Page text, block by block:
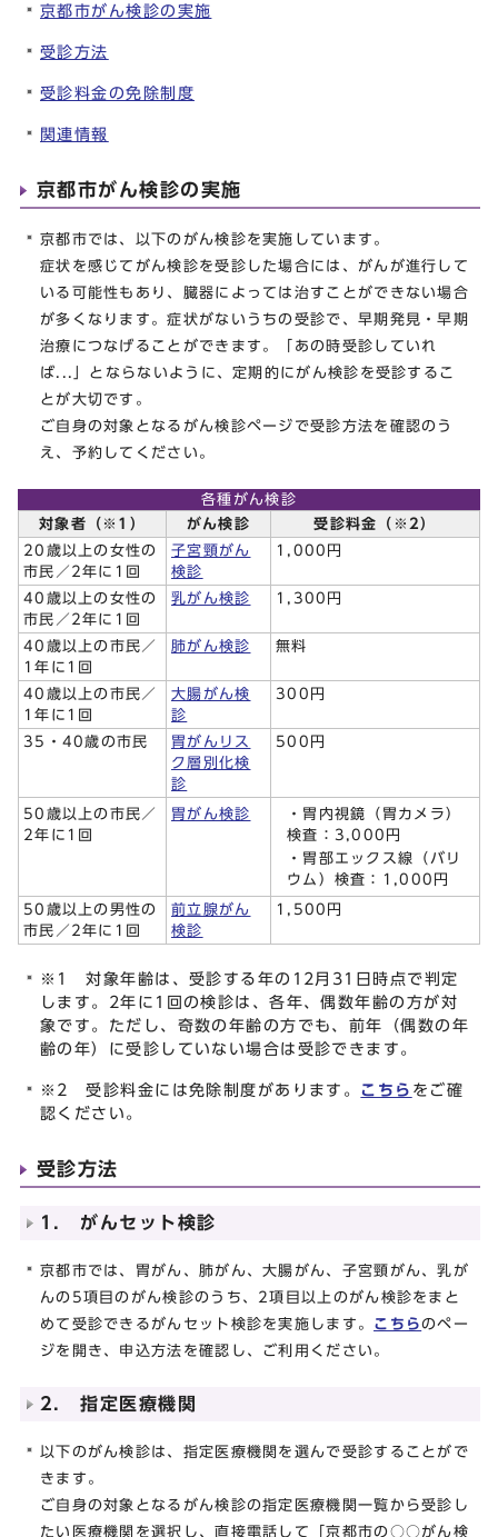
京都市がん検診の実施
受診方法
受診料金の免除制度
関連情報
京都市がん検診の実施
京都市では、以下のがん検診を実施しています。
症状を感じてがん検診を受診した場合には、がんが進行して
いる可能性もあり、臓器によっては治すことができない場合
が多くなります。症状がないうちの受診で、早期発見・早期
治療につなげることができます。「あの時受診していれ
ば...」とならないように、定期的にがん検診を受診するこ
とが大切です。
ご自身の対象となるがん検診ページで受診方法を確認のう
え、予約してください。
各種がん検診
対象者（※1）
がん検診
受診料金（※2）
20歳以上の女性の
市民／2年に1回
子宮頸がん
検診
1,000円
40歳以上の女性の
市民／2年に1回
乳がん検診 1,300円
40歳以上の市民／
1年に1回
肺がん検診 無料
40歳以上の市民／
1年に1回
大腸がん検
診
300円
35・40歳の市民
胃がんリス
ク層別化検
診
500円
50歳以上の市民／
2年に1回
胃がん検診
・胃内視鏡（胃カメラ）
検査：3,000円
・胃部エックス線（バリ
ウム）検査：1,000円
50歳以上の男性の
市民／2年に1回
前立腺がん
検診
1,500円
※1 対象年齢は、受診する年の12月31日時点で判定
します。2年に1回の検診は、各年、偶数年齢の方が対
象です。ただし、奇数の年齢の方でも、前年（偶数の年
齢の年）に受診していない場合は受診できます。
※2 受診料金には免除制度があります。 こちら をご確
認ください。
受診方法
1. がんセット検診
京都市では、胃がん、肺がん、大腸がん、子宮頸がん、乳が
んの5項目のがん検診のうち、2項目以上のがん検診をまと
めて受診できるがんセット検診を実施します。 こちらのペー
ジを開き、申込方法を確認し、ご利用ください。
2. 指定医療機関
以下のがん検診は、指定医療機関を選んで受診することがで
きます。
ご自身の対象となるがん検診の指定医療機関一覧から受診し
たい医療機関を選択し、直接電話して「京都市の○○がん検